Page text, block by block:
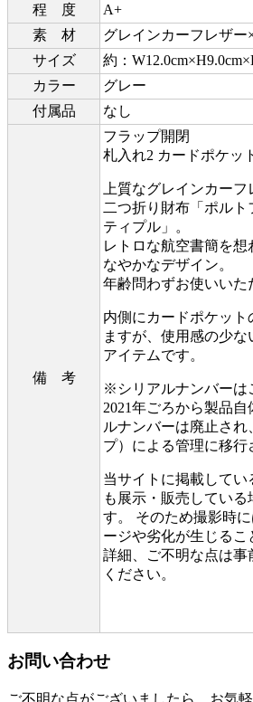
程 度
A+
素 材
グレインカーフレザー
サイズ
約：
カラー
グレー
付属品
なし
備 考
フラップ開閉
札入れ2 カードポケッ
上質なグレインカー
二つ折り財布「ポルト
ティプル」。
レトロな航空書簡を想
なやかなデザイン。
年齢問わずお使いいた
内側にカードポケット
ますが、使用感の少
アイテムです。
※シリアルナンバーは
2021年ごろから製品
ルナンバーは廃止され
プ）による管理に移行
当サイトに掲載して
も展示・販売している
す。 そのため撮影時
ージや劣化が生じるこ
詳細、ご不明な点は事
ください。
お問い合わせ
ご不明な点がございましたら、お気